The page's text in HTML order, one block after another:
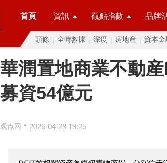
首頁 資訊 觀點指數 品牌
頭條 全時數據 深度 房地産 資本金
華潤置地商業不動
募資54億元
观点网 • 2026-04-28 19:25